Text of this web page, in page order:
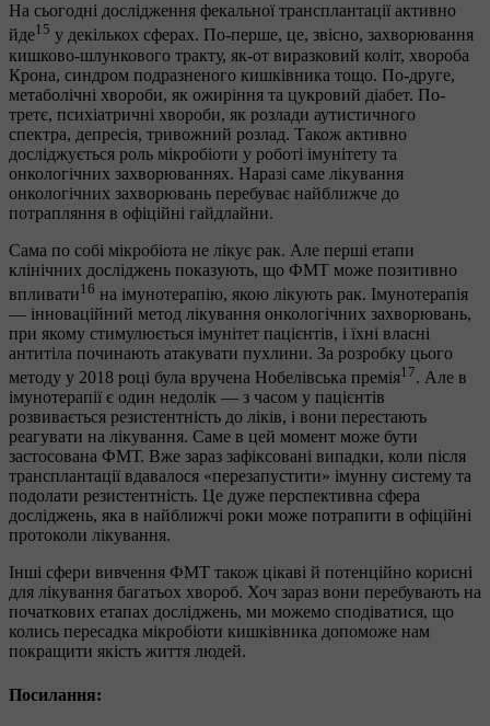
На сьогодні дослідження фекальної трансплантації активно
йде15 у декількох сферах. По-перше, це, звісно, захворювання
кишково-шлункового тракту, як-от виразковий коліт, хвороба
Крона, синдром подразненого кишківника тощо. По-друге,
метаболічні хвороби, як ожиріння та цукровий діабет. По-
третє, психіатричні хвороби, як розлади аутистичного
спектра, депресія, тривожний розлад. Також активно
досліджується роль мікробіоти у роботі імунітету та
онкологічних захворюваннях. Наразі саме лікування
онкологічних захворювань перебуває найближче до
потрапляння в офіційні гайдлайни.
Сама по собі мікробіота не лікує рак. Але перші етапи
клінічних досліджень показують, що ФМТ може позитивно
впливати16 на імунотерапію, якою лікують рак. Імунотерапія
— інноваційний метод лікування онкологічних захворювань,
при якому стимулюється імунітет пацієнтів, і їхні власні
антитіла починають атакувати пухлини. За розробку цього
методу у 2018 році була вручена Нобелівська премія17. Але в
імунотерапії є один недолік — з часом у пацієнтів
розвивається резистентність до ліків, і вони перестають
реагувати на лікування. Саме в цей момент може бути
застосована ФМТ. Вже зараз зафіксовані випадки, коли після
трансплантації вдавалося «перезапустити» імунну систему та
подолати резистентність. Це дуже перспективна сфера
досліджень, яка в найближчі роки може потрапити в офіційні
протоколи лікування.
Інші сфери вивчення ФМТ також цікаві й потенційно корисні
для лікування багатьох хвороб. Хоч зараз вони перебувають на
початкових етапах досліджень, ми можемо сподіватися, що
колись пересадка мікробіоти кишківника допоможе нам
покращити якість життя людей.
Посилання: